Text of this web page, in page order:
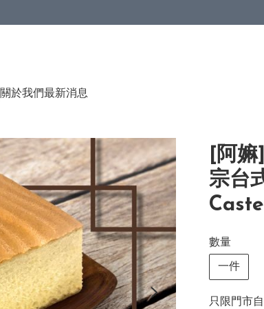
關於我們最新消息
[阿
宗台
數量
一件
只限門市